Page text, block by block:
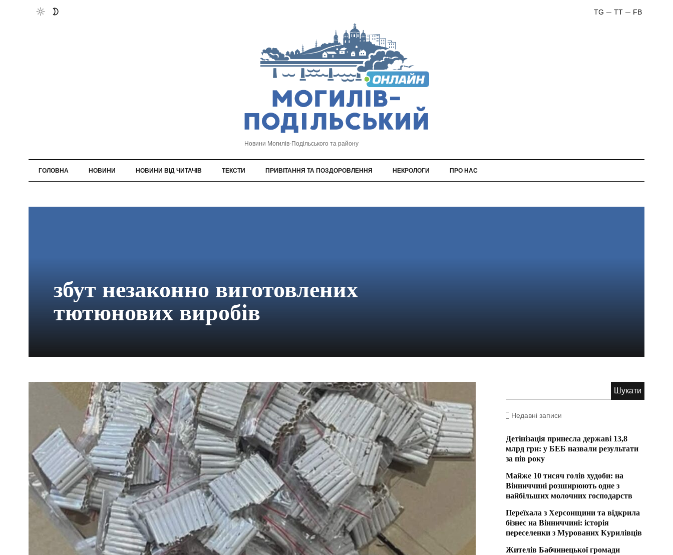
FB
TT
TG
Новини Могилів-Подільського та району
ГОЛОВНА НОВИНИ НОВИНИ ВІД ЧИТАЧІВ ТЕКСТИ ПРИВІТАННЯ ТА ПОЗДОРОВЛЕННЯ НЕКРОЛОГИ ПРО НАС
збут незаконно виготовлених
тютюнових виробів
Недавні записи
Детінізація принесла державі 13,8
млрд грн: у БЕБ назвали результати
за пів року
Майже 10 тисяч голів худоби: на
Вінниччині розширюють одне з
найбільших молочних господарств
Переїхала з Херсонщини та відкрила
бізнес на Вінниччині: історія
переселенки з Мурованих Курилівців
Жителів Бабчинецької громади